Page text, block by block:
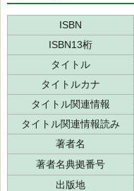
ISBN
ISBN13桁
タイトル
タイトルカナ
タイトル関連情報
タイトル関連情報読み
著者名
著者名典拠番号
出版地